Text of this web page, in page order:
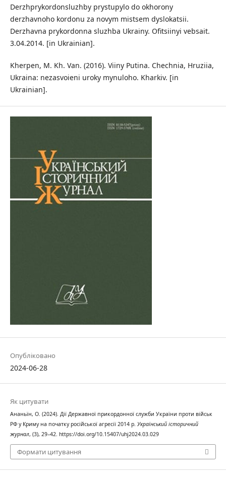
Derzhprykordonsluzhby prystupylo do okhorony
derzhavnoho kordonu za novym mistsem dyslokatsii.
Derzhavna prykordonna sluzhba Ukrainy. Ofitsiinyi vebsait.
3.04.2014. [in Ukrainian].
Kherpen, M. Kh. Van. (2016). Viiny Putina. Chechnia, Hruziia,
Ukraina: nezasvoieni uroky mynuloho. Kharkiv. [in
Ukrainian].
Опубліковано
2024-06-28
Як цитувати
Ананьїн, О. (2024). Дії Державної прикордонної служби України проти військ
РФ у Криму на початку російської агресії 2014 р. Український історичний
журнал, (3), 29–42. https://doi.org/10.15407/uhj2024.03.029
Формати цитування